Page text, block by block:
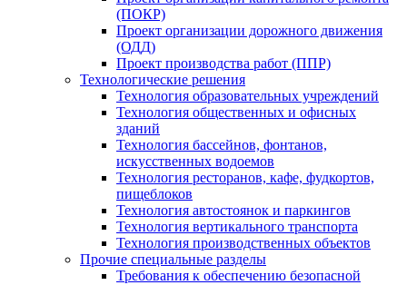
(ПОКР)
Проект организации дорожного движения
(ОДД)
Проект производства работ (ППР)
Технологические решения
Технология образовательных учреждений
Технология общественных и офисных
зданий
Технология бассейнов, фонтанов,
искусственных водоемов
Технология ресторанов, кафе, фудкортов,
пищеблоков
Технология автостоянок и паркингов
Технология вертикального транспорта
Технология производственных объектов
Прочие специальные разделы
Требования к обеспечению безопасной